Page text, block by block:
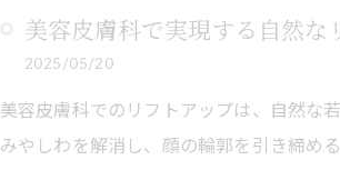
美容皮膚科で実現する自然な
2025/05/20
美容皮膚科でのリフトアップは、自然な
みやしわを解消し、顔の輪郭を引き締め